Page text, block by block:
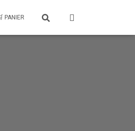
PANIER